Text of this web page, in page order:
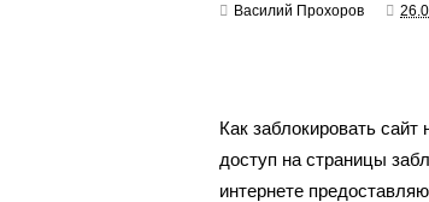
Василий Прохоров
Как заблокировать
доступ на страницы
интернете